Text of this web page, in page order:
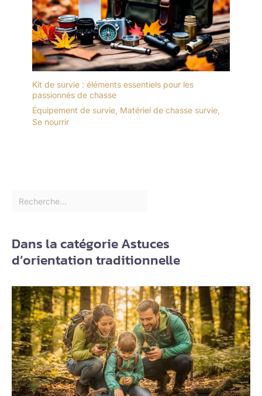
Kit de survie : éléments essentiels pour les
passionnés de chasse
Équipement de survie, Matériel de chasse survie,
Se nourrir
Dans la catégorie Astuces
d’orientation traditionnelle